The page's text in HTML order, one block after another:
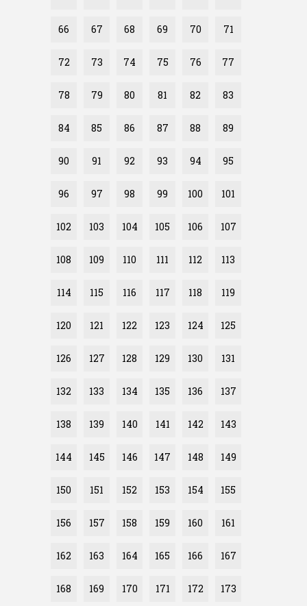
66 67 68 69 70 71
72 73 74 75 76 77
78 79 80 81 82 83
84 85 86 87 88 89
90 91 92 93 94 95
96 97 98 99 100 101
102 103 104 105 106 107
108 109 110 111 112 113
114 115 116 117 118 119
120 121 122 123 124 125
126 127 128 129 130 131
132 133 134 135 136 137
138 139 140 141 142 143
144 145 146 147 148 149
150 151 152 153 154 155
156 157 158 159 160 161
162 163 164 165 166 167
168 169 170 171 172 173